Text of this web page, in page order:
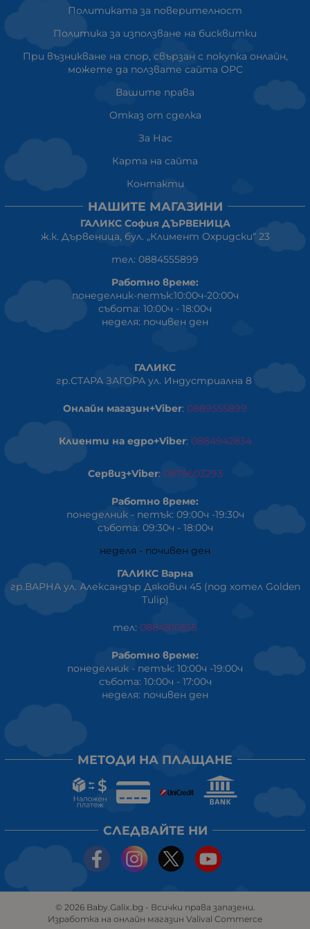
Политиката за поверителност
Политика за използване на бисквитки
При възникване на спор, свързан с покупка онлайн,
можете да ползвате сайта ОРС
Вашите права
Отказ от сделка
За Нас
Карта на сайта
Контакти
НАШИТЕ МАГАЗИНИ
ГАЛИКС София ДЪРВЕНИЦА
ж.к. Дървеница, бул. „Климент Охридски“ 23
тел: 0884555899
Работно време:
понеделник-петък:10:00ч-20:00ч
събота: 10:00ч - 18:00ч
неделя: почивен ден
ГАЛИКС
гр.СТАРА ЗАГОРА ул. Индустриална 8
Онлайн магазин+Viber: 0889555899
Клиенти на едро+Viber: 0884942834
Сервиз+Viber: 0879603293
Работно време:
понеделник - петък: 09:00ч -19:30ч
събота: 09:30ч - 18:00ч
неделя - почивен ден
ГАЛИКС Варна
гр.ВАРНА ул. Александър Дякович 45 (под хотел Golden
Tulip)
тел: 0884810555
Работно време:
понеделник - петък: 10:00ч -19:00ч
събота: 10:00ч - 17:00ч
неделя: почивен ден
МЕТОДИ НА ПЛАЩАНЕ
СЛЕДВАЙТЕ НИ
© 2026 Baby.Galix.bg - Всички права запазени.
Изработка на онлайн магазин Valival Commerce